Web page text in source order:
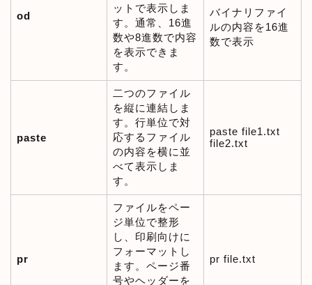
od
ットで表示しま
す。通常、16進
数や8進数で内容
を表示できま
す。
バイナリファイ
ルの内容を16進
数で表示
paste
二つのファイル
を縦に連結しま
す。行単位で対
応するファイル
の内容を横に並
べて表示しま
す。
paste file1.txt
file2.txt
pr
ファイルをペー
ジ単位で整形
し、印刷向けに
フォーマットし
ます。ページ番
号やヘッダーを
pr file.txt